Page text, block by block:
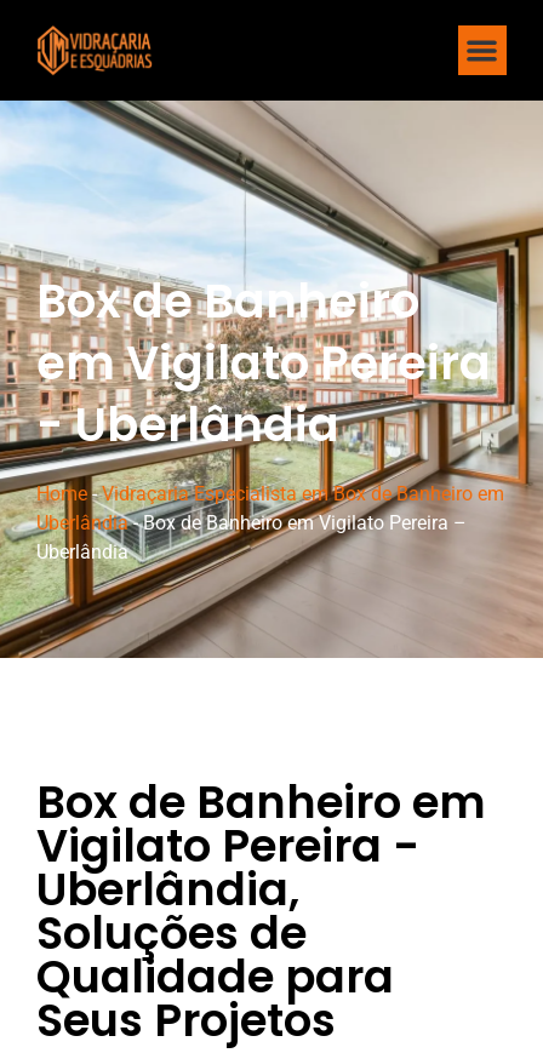
Box de Banheiro
em Vigilato Pereira
- Uberlândia
Home -Vidraçaria Especialista em Box de Banheiro em
Uberlândia-Box de Banheiro em Vigilato Pereira –
Uberlândia
Box de Banheiro em
Vigilato Pereira -
Uberlândia,
Soluções de
Qualidade para
Seus Projetos